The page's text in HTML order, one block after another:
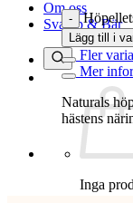
Om oss
Svamp & Bär
Inga
Lägg till i
Fler
Mer
Naturals
hästens